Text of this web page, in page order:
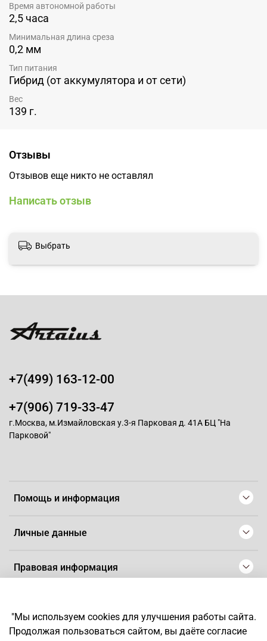
Время автономной работы
2,5 часа
Минимальная длина среза
0,2 мм
Тип питания
Гибрид (от аккумулятора и от сети)
Вес
139 г.
Отзывы
Отзывов еще никто не оставлял
Написать отзыв
Выбрать
Помощь и информация
Личные данные
Правовая информация
+7(499) 163-12-00
+7(906) 719-33-47
г.Москва, м.Измайловская у.3-я Парковая д. 41А БЦ "На
Парковой"
*Любое использование контента без письменного разрешения
"Мы используем cookies для улучшения работы сайта.
Продолжая пользоваться сайтом, вы даёте согласие